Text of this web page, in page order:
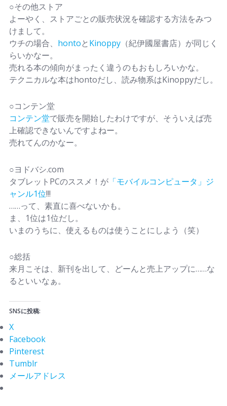
○その他ストア
よーやく、ストアごとの販売状況を確認する方法をみつ
けまして。
ウチの場合、 hontoとKinoppy （紀伊國屋書店）が同じく
らいかなー。
売れる本の傾向がまったく違うのもおもしろいかな。
テクニカルな本はhontoだし、読み物系はKinoppyだし。
○コンテン堂
コンテン堂で販売を開始したわけですが、そういえば売
上確認できないんですよねー。
売れてんのかなー。
○ヨドバシ.com
タブレットPCのススメ！が 「モバイルコンピュータ」ジ
ャンル1位!!!
……って、素直に喜べないかも。
ま、1位は1位だし。
いまのうちに、使えるものは使うことにしよう（笑）
○総括
来月こそは、新刊を出して、どーんと売上アップに……な
るといいなぁ。
SNSに投稿:
X
Facebook
Pinterest
Tumblr
メールアドレス